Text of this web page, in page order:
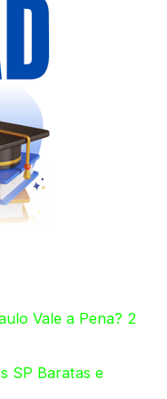
Vale a Pena? 2
SP Baratas e